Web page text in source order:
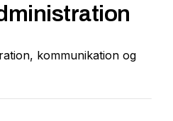
kommunikation og